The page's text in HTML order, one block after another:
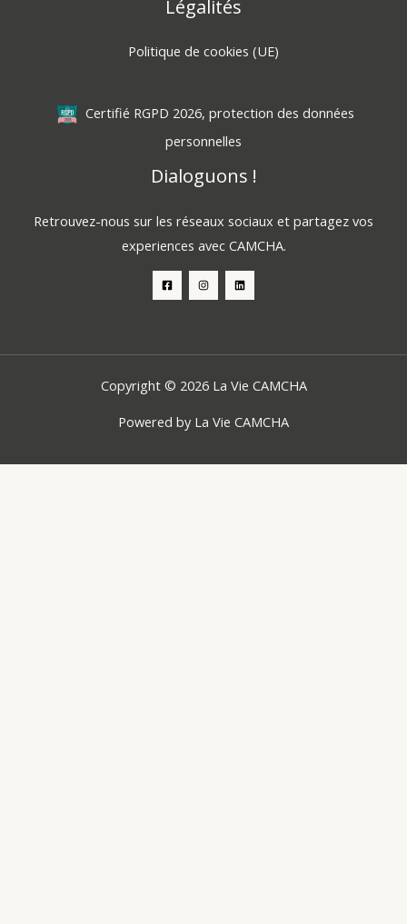
Légalités
Politique de cookies (UE)
Certifié RGPD 2026, protection des données
personnelles
Dialoguons !
Retrouvez-nous sur les réseaux sociaux et partagez vos
experiences avec CAMCHA.
Copyright © 2026 La Vie CAMCHA
Powered by La Vie CAMCHA